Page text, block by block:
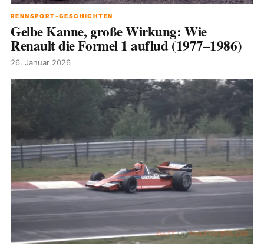
RENNSPORT-GESCHICHTEN
Gelbe Kanne, große Wirkung: Wie
Renault die Formel 1 auflud (1977–1986)
26. Januar 2026